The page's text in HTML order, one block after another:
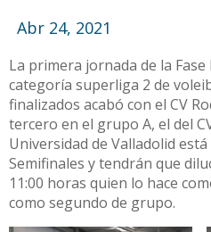
Abr 24, 2021
La primera jornada de la
categoría superliga 2 de
finalizados acabó con el CV
tercero en el grupo A, el del
Universidad de Valladolid
Semifinales y tendrán que
11:00 horas quien lo hace
como segundo de grupo.